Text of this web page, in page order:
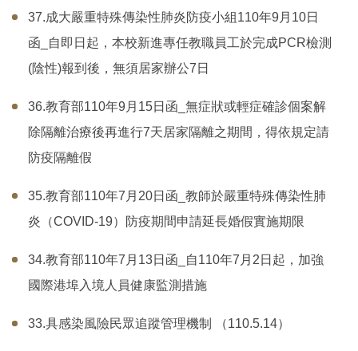
37.成大嚴重特殊傳染性肺炎防疫小組110年9月10日
函­_自即日起，本校新進專任教職員工於完成PCR檢測
(陰性)報到後，無須居家辦公7日
36.教育部110年9月15日函_無症狀或輕症確診個案解
除隔離治療後再進行7天居家隔離之期間，得依規定請
防疫隔離假
35.教育部110年7月20日函_教師於嚴重特殊傳染性肺
炎（COVID-19）防疫期間申請延長婚假實施期限
34.教育部110年7月13日函_自110年7月2日起，加強
國際港埠入境人員健康監測措施
33.具感染風險民眾追蹤管理機制 （110.5.14）